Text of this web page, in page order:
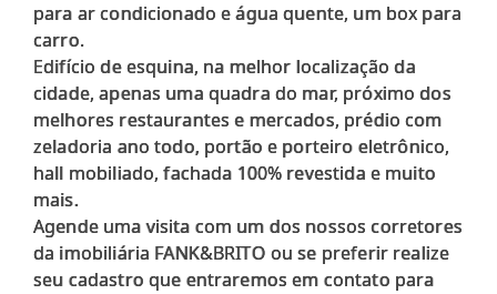
para ar condicionado e água quente, um box para
carro.
Edifício de esquina, na melhor localização da
cidade, apenas uma quadra do mar, próximo dos
melhores restaurantes e mercados, prédio com
zeladoria ano todo, portão e porteiro eletrônico,
hall mobiliado, fachada 100% revestida e muito
mais.
Agende uma visita com um dos nossos corretores
da imobiliária FANK&BRITO ou se preferir realize
seu cadastro que entraremos em contato para